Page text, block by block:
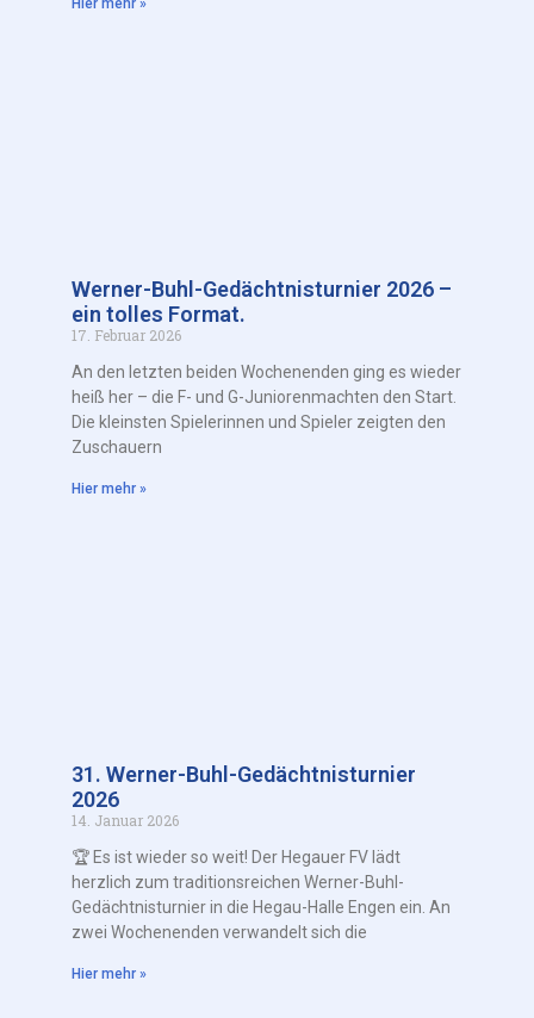
Werner-Buhl-Gedächtnisturnier 2026 –
ein tolles Format.
17. Februar 2026
An den letzten beiden Wochenenden ging es wieder
heiß her – die F- und G-Juniorenmachten den Start.
Die kleinsten Spielerinnen und Spieler zeigten den
Zuschauern
Hier mehr »
31. Werner-Buhl-Gedächtnisturnier
2026
14. Januar 2026
🏆 Es ist wieder so weit! Der Hegauer FV lädt
herzlich zum traditionsreichen Werner-Buhl-
Gedächtnisturnier in die Hegau-Halle Engen ein. An
zwei Wochenenden verwandelt sich die
Hier mehr »